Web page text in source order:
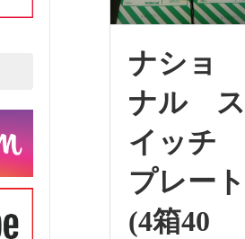
ナショ
ナル ス
イッチ
プレート
(4箱40